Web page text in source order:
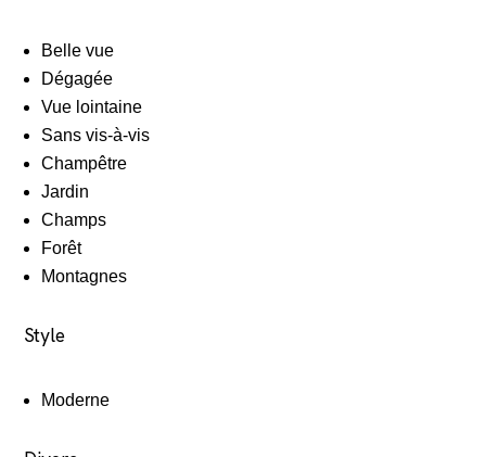
Belle vue
Dégagée
Vue lointaine
Sans vis-à-vis
Champêtre
Jardin
Champs
Forêt
Montagnes
Style
Moderne